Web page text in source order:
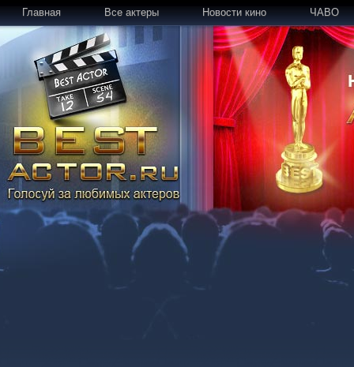
Главная Все актеры Новости кино ЧАВО